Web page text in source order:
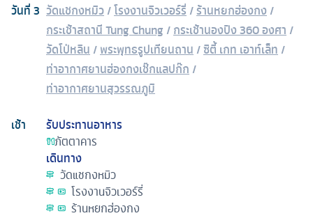
วันที่3 วัดแชกงหมิว/โรงงานจิวเวอร์รี่ /ร้านหยกฮ่องกง/
กระเช้าสถานี Tung Chung /กระเช้านองปิง 360 องศา /
วัดโป่หลิน /พระพุทธรูปเทียนถาน /ซิตี้ เกท เอาท์เล็ท /
ท่าอากาศยานฮ่องกงเช๊กแลปก๊ก /
ท่าอากาศยานสุวรรณภูมิ
เช้า
รับประทานอาหาร
ภัตตาคาร
เดินทาง
วัดแชกงหมิว
โรงงานจิวเวอร์รี่
ร้านหยกฮ่องกง